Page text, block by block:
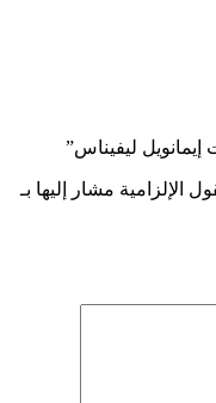
الإلزامية مشار إليها بـ